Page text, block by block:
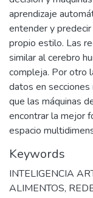
aprendizaje
entender y
propio estilo. Las
similar al cerebro
compleja. Por otro
datos en
que las máquinas
encontrar la mejor
espacio
Keywords
INTELIGENCIA
ALIMENTOS,